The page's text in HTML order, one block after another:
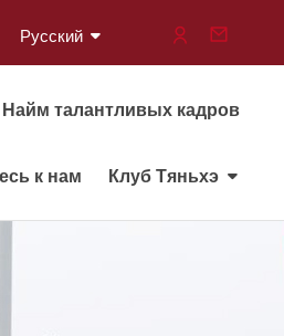
Русский
Найм талантливых кадров
к нам Клуб Тяньхэ